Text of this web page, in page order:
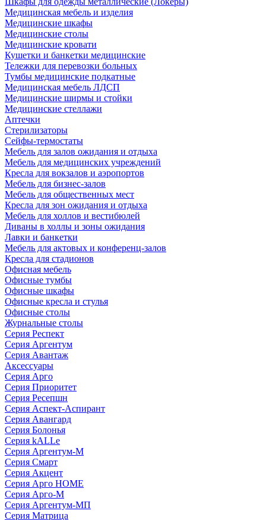
Медицинская мебель и изделия
Медицинские шкафы
Медицинские столы
Медицинские кровати
Кушетки и банкетки медицинские
Тележки для перевозки больных
Тумбы медицинские подкатные
Медицинская мебель ЛДСП
Медицинские ширмы и стойки
Медицинские стеллажи
Аптечки
Стерилизаторы
Сейфы-термостаты
Мебель для залов ожидания и отдыха
Мебель для медицинских учреждений
Кресла для вокзалов и аэропортов
Мебель для бизнес-залов
Мебель для общественных мест
Кресла для зон ожидания и отдыха
Мебель для холлов и вестибюлей
Диваны в холлы и зоны ожидания
Лавки и банкетки
Мебель для актовых и конференц-залов
Кресла для стадионов
Офисная мебель
Офисные тумбы
Офисные шкафы
Офисные кресла и стулья
Офисные столы
Журнальные столы
Серия Респект
Серия Аргентум
Серия Авантаж
Аксессуары
Серия Арго
Серия Приоритет
Серия Ресепшн
Серия Аспект-Аспирант
Серия Авангард
Серия Болонья
Серия kALLe
Серия Аргентум-М
Серия Смарт
Серия Акцент
Серия Арго HOME
Серия Арго-М
Серия Аргентум-МП
Серия Матрица